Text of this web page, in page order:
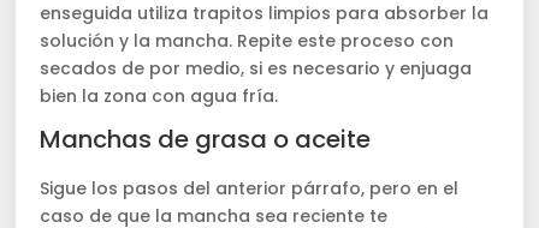
enseguida utiliza trapitos limpios para absorber la
solución y la mancha. Repite este proceso con
secados de por medio, si es necesario y enjuaga
bien la zona con agua fría.
Manchas de grasa o aceite
Sigue los pasos del anterior párrafo, pero en el
caso de que la mancha sea reciente te